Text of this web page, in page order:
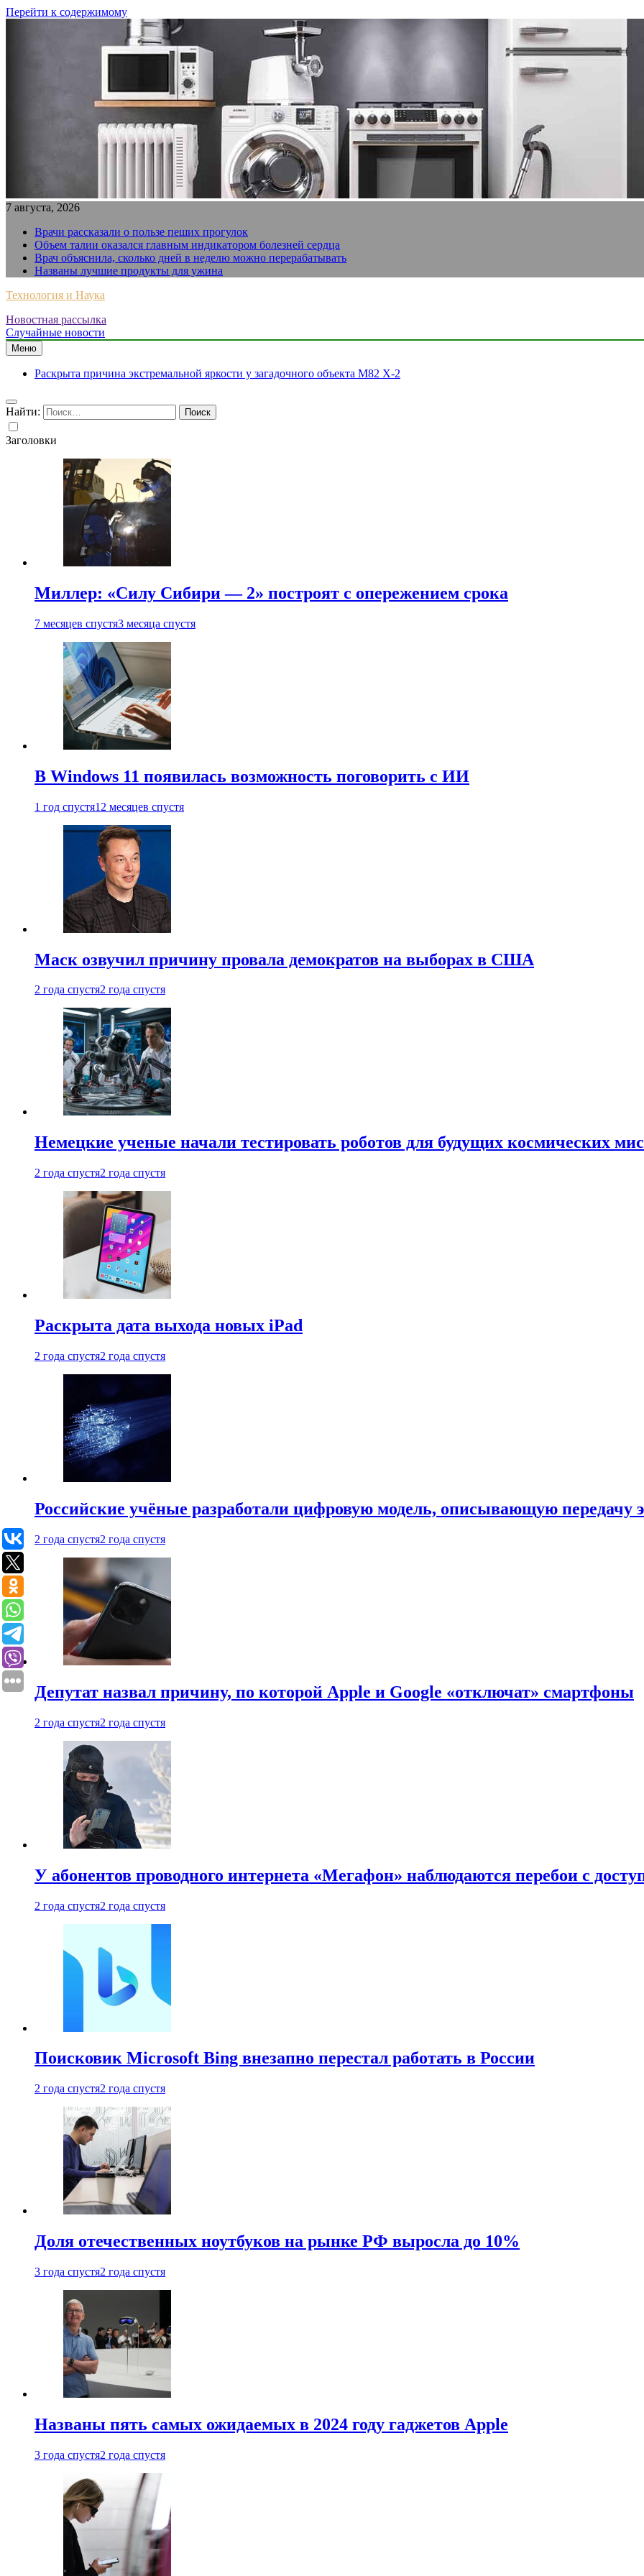
Перейти к содержимому
7 августа, 2026
Врачи рассказали о пользе пеших прогулок
Объем талии оказался главным индикатором болезней сердца
Врач объяснила, сколько дней в неделю можно перерабатывать
Названы лучшие продукты для ужина
Технология и Наука
Новостная рассылка
Случайные новости
Меню
Раскрыта причина экстремальной яркости у загадочного объекта M82 X-2
Найти:
Заголовки
Миллер: «Силу Сибири — 2» построят с опережением срока
7 месяцев спустя3 месяца спустя
В Windows 11 появилась возможность поговорить с ИИ
1 год спустя12 месяцев спустя
Маск озвучил причину провала демократов на выборах в США
2 года спустя2 года спустя
Немецкие ученые начали тестировать роботов для будущих космических
2 года спустя2 года спустя
Раскрыта дата выхода новых iPad
2 года спустя2 года спустя
Российские учёные разработали цифровую модель, описывающую передачу
2 года спустя2 года спустя
Депутат назвал причину, по которой Apple и Google «отключат» смартфоны
2 года спустя2 года спустя
У абонентов проводного интернета «Мегафон» наблюдаются перебои с
2 года спустя2 года спустя
Поисковик Microsoft Bing внезапно перестал работать в России
2 года спустя2 года спустя
Доля отечественных ноутбуков на рынке РФ выросла до 10%
3 года спустя2 года спустя
Названы пять самых ожидаемых в 2024 году гаджетов Apple
3 года спустя2 года спустя